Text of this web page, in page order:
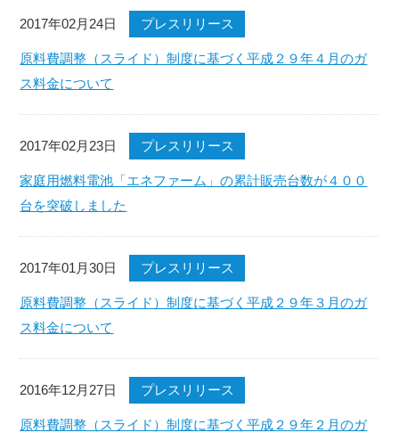
2017年02月24日 プレスリリース
原料費調整（スライド）制度に基づく平成２９年４月のガ
ス料金について
2017年02月23日 プレスリリース
家庭用燃料電池「エネファーム」の累計販売台数が４００
台を突破しました
2017年01月30日 プレスリリース
原料費調整（スライド）制度に基づく平成２９年３月のガ
ス料金について
2016年12月27日 プレスリリース
原料費調整（スライド）制度に基づく平成２９年２月のガ